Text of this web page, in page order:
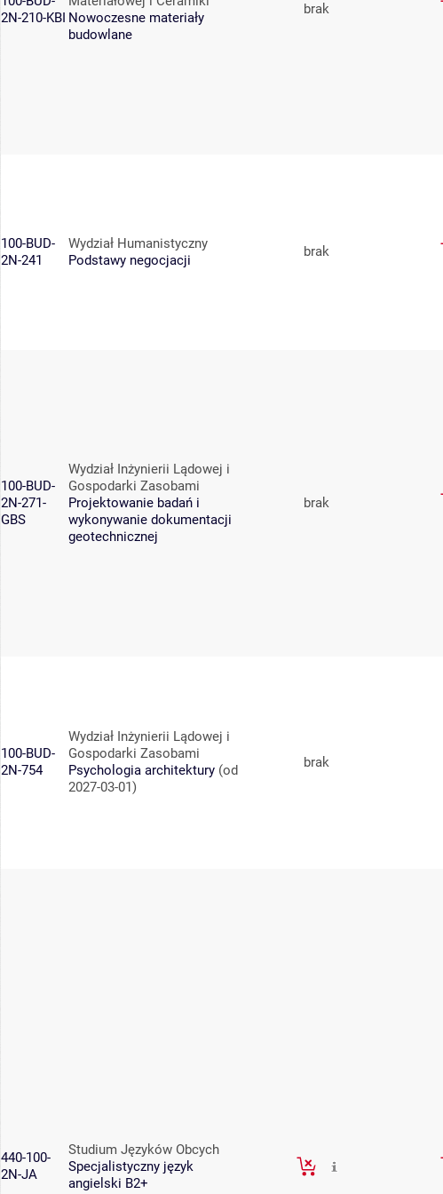
2N-210-KBI Nowoczesne materiały
budowlane
brak
100-BUD-
2N-241
Wydział Humanistyczny
Podstawy negocjacji
brak
100-BUD-
2N-271-
GBS
Wydział Inżynierii Lądowej i
Gospodarki Zasobami
Projektowanie badań i
wykonywanie dokumentacji
geotechnicznej
brak
100-BUD-
2N-754
Wydział Inżynierii Lądowej i
Gospodarki Zasobami
Psychologia architektury (od
2027-03-01)
brak
440-100-
2N-JA
Studium Języków Obcych
Specjalistyczny język
angielski B2+